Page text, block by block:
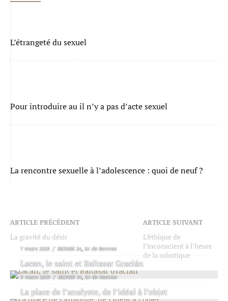
L’étrangeté du sexuel
Pour introduire au il n’y a pas d’acte sexuel
La rencontre sexuelle à l’adolescence : quoi de neuf ?
ARTICLE PRÉCÉDENT
La gravité du désir
ARTICLE SUIVANT
L’éthique de
l’inconscient à l’heure
de la robotique
7 mars 2019 IRONIK 34 Sc de Rennes
Lacan, le saint et Baltasar Gracián
5 mars 2019 IRONIK 34 Sc de Nantes
La place de l’analyste, de l’idéal à l’objet